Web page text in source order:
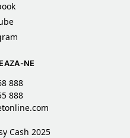
NE
888
888
Cash 2025